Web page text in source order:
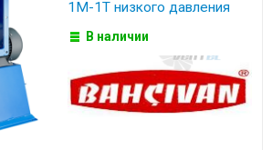
1M-1T низкого давления
В наличии